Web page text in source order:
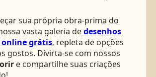
sua própria obra-prima do
vasta galeria dedesenhos
grátis, repleta de opções
gostos. Divirta-se com nossos
e compartilhe suas criações